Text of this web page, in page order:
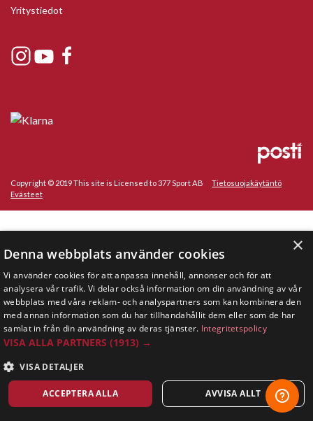
Yritystiedot
Copyright © 2019 This site is Licensed to 377 Sport AB
Tietosuojakäytäntö
Evästeet
×
Denna webbplats använder cookies
Vi använder cookies för att anpassa innehåll, annonser och för att
analysera vår trafik. Vi delar också information om din användning av vår
webbplats med våra reklam- och analyspartners som kan kombinera den
med annan information som du har tillhandahållit dem eller som de har
samlat in från din användning av deras tjänster. Integritetspolicy
VISA ALLA PARTNERS (1913) →
VISA DETALJER
ACCEPTERA ALLA AVVISA ALLT